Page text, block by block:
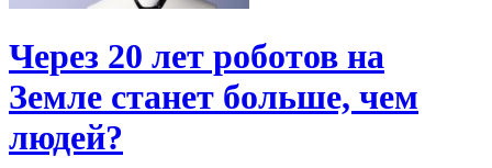
Через 20 лет роботов на
Земле станет больше, чем
людей?